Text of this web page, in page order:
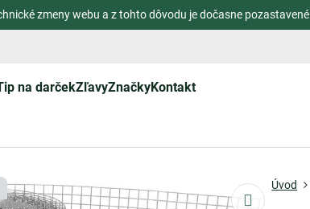
zmeny webu a z tohto dôvodu je dočasne
na darčekZľavyZnačkyKontakt
Úvod